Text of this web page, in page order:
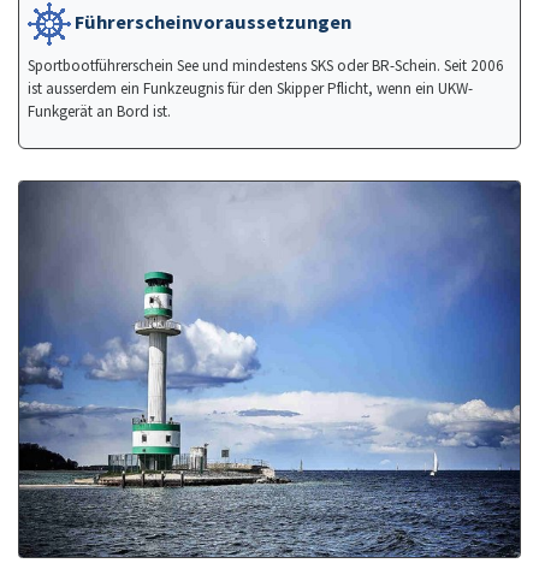
Führerscheinvoraussetzungen
Sportbootführerschein See und mindestens SKS oder BR-Schein. Seit 2006
ist ausserdem ein Funkzeugnis für den Skipper Pflicht, wenn ein UKW-
Funkgerät an Bord ist.